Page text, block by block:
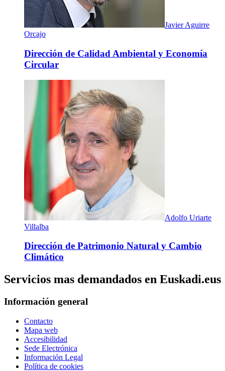
Javier Aguirre
Orcajo
Dirección de Calidad Ambiental y Economía
Circular
Adolfo Uriarte
Villalba
Dirección de Patrimonio Natural y Cambio
Climático
Servicios mas demandados en Euskadi.eus
Información general
Contacto
Mapa web
Accesibilidad
Sede Electrónica
Información Legal
Política de cookies